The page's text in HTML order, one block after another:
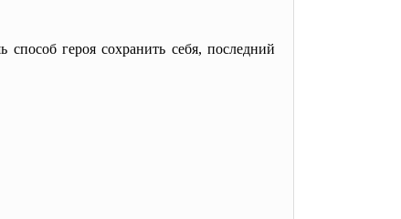
героя сохранить себя, последний